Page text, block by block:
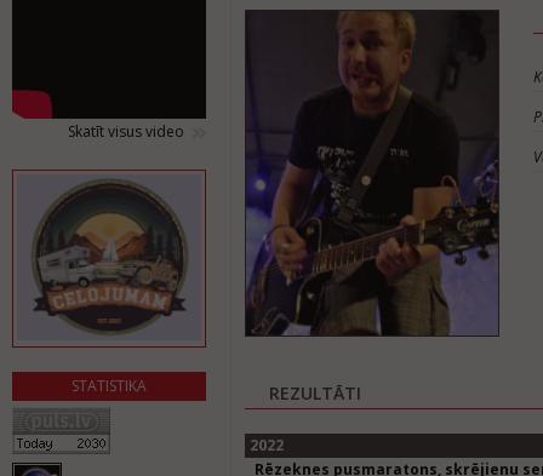
Skatīt visus video
STATISTIKA REZULTĀTI
2022
Rēzeknes pusmaratons, skrējienu